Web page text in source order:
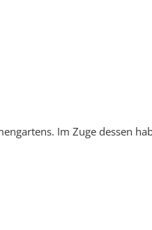
Im Zuge dessen